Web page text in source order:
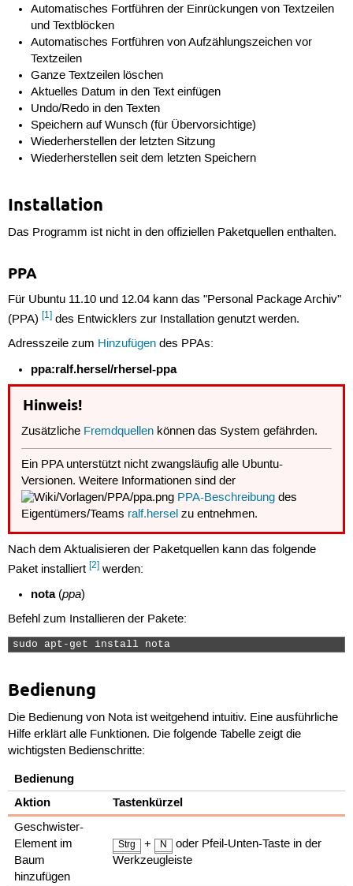
Automatisches Fortführen der Einrückungen von Textzeilen
und Textblöcken
Automatisches Fortführen von Aufzählungszeichen vor
Textzeilen
Ganze Textzeilen löschen
Aktuelles Datum in den Text einfügen
Undo/Redo in den Texten
Speichern auf Wunsch (für Übervorsichtige)
Wiederherstellen der letzten Sitzung
Wiederherstellen seit dem letzten Speichern
Installation
Das Programm ist nicht in den offiziellen Paketquellen enthalten.
PPA
Für Ubuntu 11.10 und 12.04 kann das "Personal Package Archiv"
(PPA) [1]des Entwicklers zur Installation genutzt werden.
Adresszeile zum Hinzufügendes PPAs:
ppa:ralf.hersel/rhersel-ppa
Hinweis!
Zusätzliche Fremdquellen können das System gefährden.
Ein PPA unterstützt nicht zwangsläufig alle Ubuntu-
Versionen. Weitere Informationen sind der
PPA-Beschreibung des
Eigentümers/Teams ralf.hersel zu entnehmen.
Nach dem Aktualisieren der Paketquellen kann das folgende
Paket installiert [2]werden:
nota(ppa)
Befehl zum Installieren der Pakete:
sudo apt-get install nota
Bedienung
Die Bedienung von Nota ist weitgehend intuitiv. Eine ausführliche
Hilfe erklärt alle Funktionen. Die folgende Tabelle zeigt die
wichtigsten Bedienschritte:
Bedienung
Aktion
Tastenkürzel
Geschwister-
Element im
Baum
hinzufügen
Strg + N
oder Pfeil-Unten-Taste in der
Werkzeugleiste